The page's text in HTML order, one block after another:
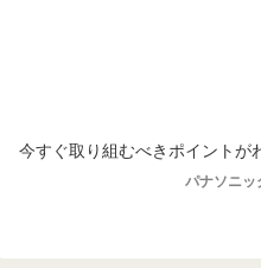
今すぐ取り組むべきポイントが
パナソニッ